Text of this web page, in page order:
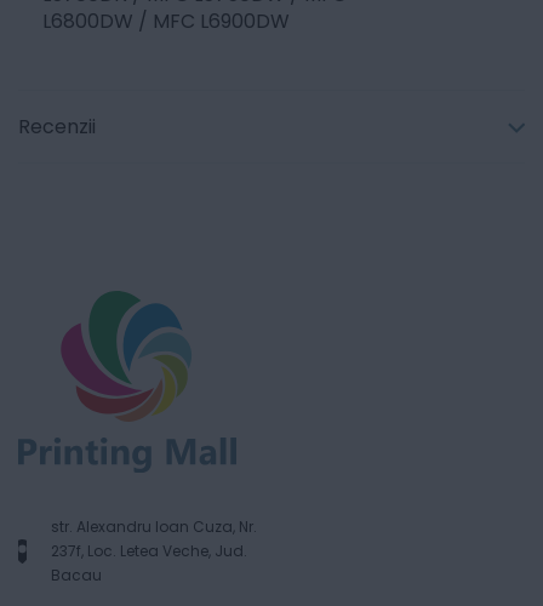
L6800DW / MFC L6900DW
Recenzii
str. Alexandru Ioan Cuza, Nr.
237f, Loc. Letea Veche, Jud.
Bacau